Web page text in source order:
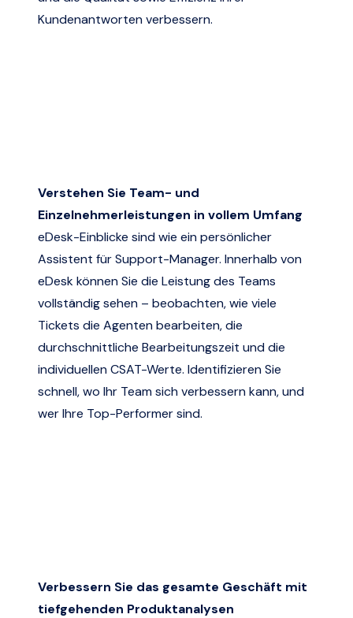
Kundenantworten verbessern.
Verstehen Sie Team- und
Einzelnehmerleistungen in vollem Umfang
eDesk-Einblicke sind wie ein persönlicher
Assistent für Support-Manager. Innerhalb von
eDesk können Sie die Leistung des Teams
vollständig sehen – beobachten, wie viele
Tickets die Agenten bearbeiten, die
durchschnittliche Bearbeitungszeit und die
individuellen CSAT-Werte. Identifizieren Sie
schnell, wo Ihr Team sich verbessern kann, und
wer Ihre Top-Performer sind.
Verbessern Sie das gesamte Geschäft mit
tiefgehenden Produktanalysen